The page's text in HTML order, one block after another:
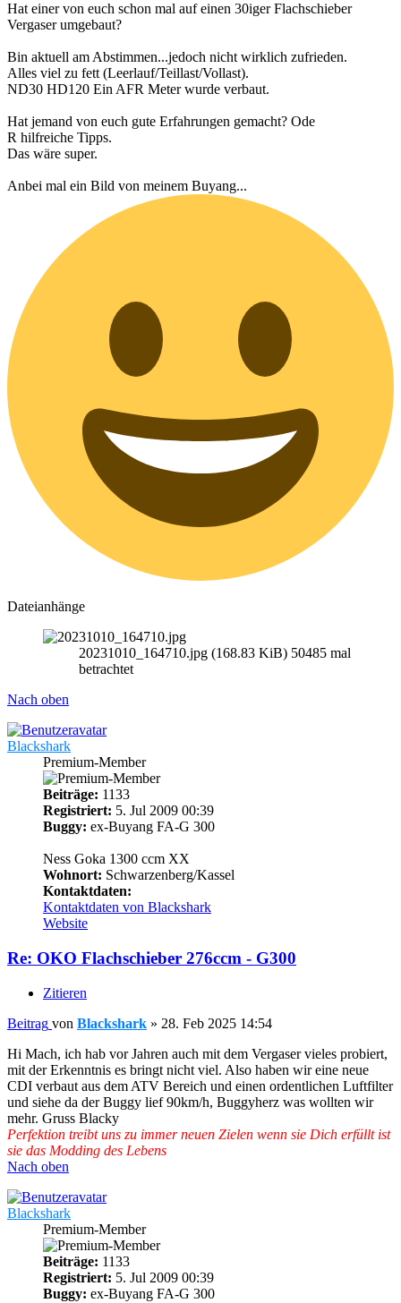
Hat einer von euch schon mal auf einen 30iger Flachschieber
Vergaser umgebaut?
Bin aktuell am Abstimmen...jedoch nicht wirklich zufrieden.
Alles viel zu fett (Leerlauf/Teillast/Vollast).
ND30 HD120 Ein AFR Meter wurde verbaut.
Hat jemand von euch gute Erfahrungen gemacht? Ode
R hilfreiche Tipps.
Das wäre super.
Anbei mal ein Bild von meinem Buyang...
Dateianhänge
20231010_164710.jpg (168.83 KiB) 50485 mal
betrachtet
Nach oben
Blackshark
Premium-Member
Beiträge: 1133
Registriert: 5. Jul 2009 00:39
Buggy: ex-Buyang FA-G 300
Ness Goka 1300 ccm XX
Wohnort: Schwarzenberg/Kassel
Kontaktdaten:
Kontaktdaten von Blackshark
Website
Re: OKO Flachschieber 276ccm - G300
Zitieren
Beitrag von Blackshark » 28. Feb 2025 14:54
Hi Mach, ich hab vor Jahren auch mit dem Vergaser vieles probiert,
mit der Erkenntnis es bringt nicht viel. Also haben wir eine neue
CDI verbaut aus dem ATV Bereich und einen ordentlichen Luftfilter
und siehe da der Buggy lief 90km/h, Buggyherz was wollten wir
mehr. Gruss Blacky
Perfektion treibt uns zu immer neuen Zielen wenn sie Dich erfüllt ist
sie das Modding des Lebens
Nach oben
Blackshark
Premium-Member
Beiträge: 1133
Registriert: 5. Jul 2009 00:39
Buggy: ex-Buyang FA-G 300